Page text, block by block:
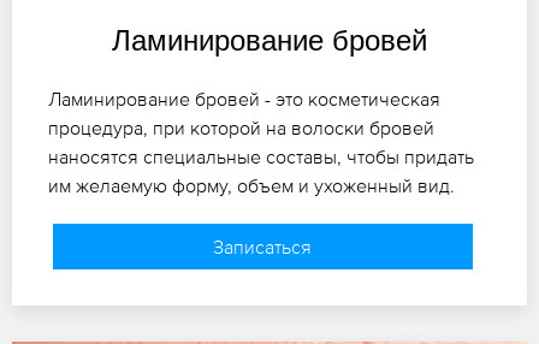
Ламинирование бровей
Ламинирование бровей - это косметическая
процедура, при которой на волоски бровей
наносятся специальные составы, чтобы придать
им желаемую форму, объем и ухоженный вид.
Записаться